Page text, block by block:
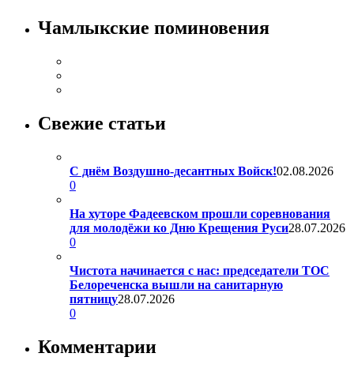
Чамлыкские поминовения
Свежие статьи
С днём Воздушно-десантных Войск!02.08.2026
0
На хуторе Фадеевском прошли соревнования
для молодёжи ко Дню Крещения Руси28.07.2026
0
Чистота начинается с нас: председатели ТОС
Белореченска вышли на санитарную
пятницу28.07.2026
0
Комментарии